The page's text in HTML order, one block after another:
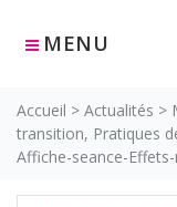
MENU
Accueil > Actualités >
transition, Pratiques
Affiche-seance-